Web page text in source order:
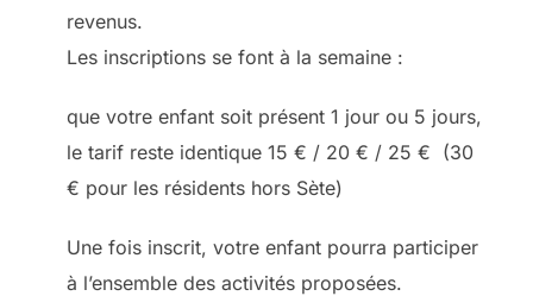
revenus.
Les inscriptions se font à la semaine :
que votre enfant soit présent 1 jour ou 5 jours,
le tarif reste identique 15 € / 20 € / 25 € (30
€ pour les résidents hors Sète)
Une fois inscrit, votre enfant pourra participer
à l’ensemble des activités proposées.